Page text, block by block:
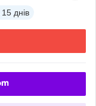
15 днів